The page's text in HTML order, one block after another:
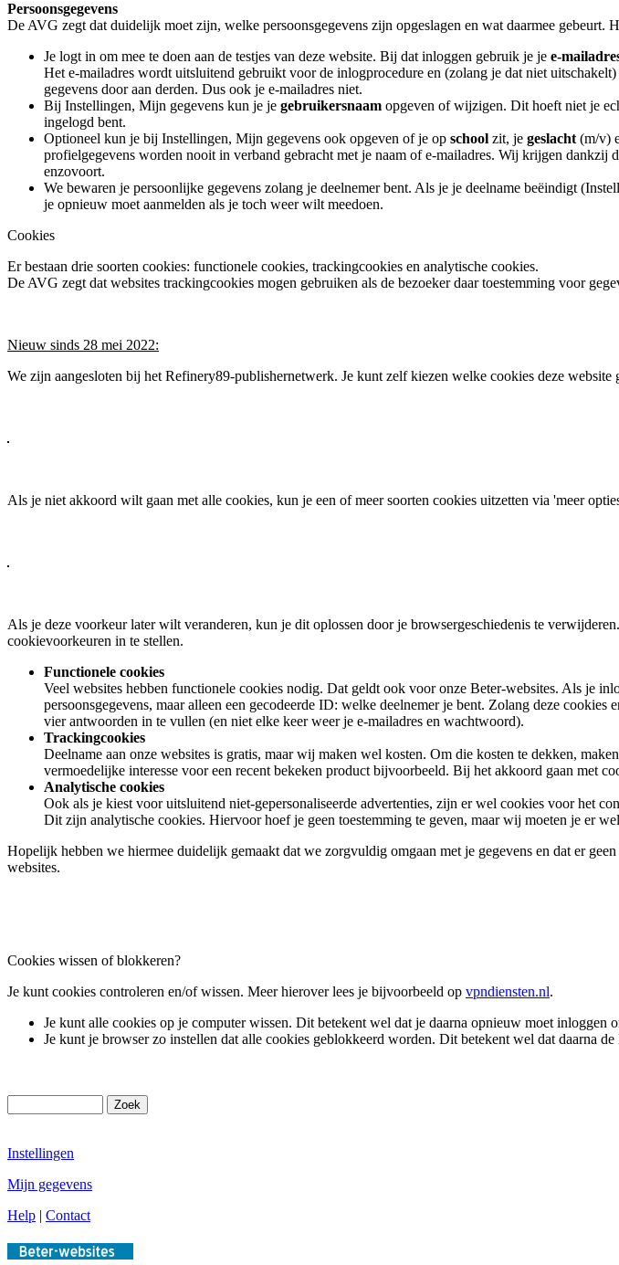
Persoonsgegevens
De AVG zegt dat duidelijk moet zijn, welke persoonsgegevens zijn opgeslagen en wat daarmee gebeurt.
Je logt in om mee te doen aan de testjes van deze website. Bij dat inloggen gebruik je je e-
Het e-mailadres wordt uitsluitend gebruikt voor de inlogprocedure en (zolang je dat niet
gegevens door aan derden. Dus ook je e-mailadres niet.
Bij Instellingen, Mijn gegevens kun je je gebruikersnaam opgeven of wijzigen. Dit hoeft niet je
ingelogd bent.
Optioneel kun je bij Instellingen, Mijn gegevens ook opgeven of je op school zit, je geslacht (m/v)
profielgegevens worden nooit in verband gebracht met je naam of e-mailadres. Wij krijgen dankzij
enzovoort.
We bewaren je persoonlijke gegevens zolang je deelnemer bent. Als je je deelname beëindigt
je opnieuw moet aanmelden als je toch weer wilt meedoen.
Cookies
Er bestaan drie soorten cookies: functionele cookies, trackingcookies en analytische cookies.
De AVG zegt dat websites trackingcookies mogen gebruiken als de bezoeker daar toestemming voor
Nieuw sinds 28 mei 2022:
We zijn aangesloten bij het Refinery89-publishernetwerk. Je kunt zelf kiezen welke cookies deze
Als je niet akkoord wilt gaan met alle cookies, kun je een of meer soorten cookies uitzetten via 'meer
Als je deze voorkeur later wilt veranderen, kun je dit oplossen door je browsergeschiedenis te
cookievoorkeuren in te stellen.
Functionele cookies
Veel websites hebben functionele cookies nodig. Dat geldt ook voor onze Beter-websites. Als je
persoonsgegevens, maar alleen een gecodeerde ID: welke deelnemer je bent. Zolang deze
vier antwoorden in te vullen (en niet elke keer weer je e-mailadres en wachtwoord).
Trackingcookies
Deelname aan onze websites is gratis, maar wij maken wel kosten. Om die kosten te dekken,
vermoedelijke interesse voor een recent bekeken product bijvoorbeeld. Bij het akkoord gaan met
Analytische cookies
Ook als je kiest voor uitsluitend niet-gepersonaliseerde advertenties, zijn er wel cookies voor het
Dit zijn analytische cookies. Hiervoor hoef je geen toestemming te geven, maar wij moeten je er
Hopelijk hebben we hiermee duidelijk gemaakt dat we zorgvuldig omgaan met je gegevens en dat er
websites.
Cookies wissen of blokkeren?
Je kunt cookies controleren en/of wissen. Meer hierover lees je bijvoorbeeld op vpndiensten.nl.
Je kunt alle cookies op je computer wissen. Dit betekent wel dat je daarna opnieuw moet inloggen
Je kunt je browser zo instellen dat alle cookies geblokkeerd worden. Dit betekent wel dat daarna
Instellingen
Mijn gegevens
Help | Contact